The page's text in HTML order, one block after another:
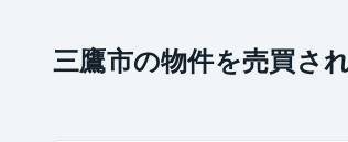
三鷹市の物件を売買さ